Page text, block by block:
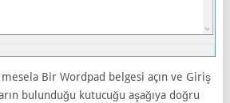
Bir Wordpad belgesi açın ve Giriş
bulunduğu kutucuğu aşağıya doğru